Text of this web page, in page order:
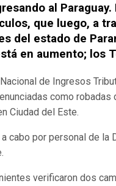
al
que luego, a
del estado de
en aumento; los
de Ingresos
como
Ciudad del Este.
cabo por personal de la
verificaron dos